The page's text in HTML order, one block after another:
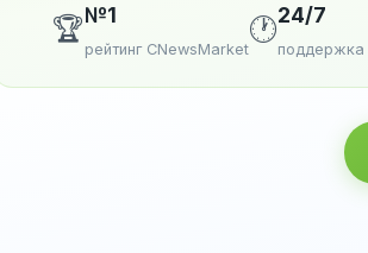
🏆№1
рейтинг CNewsMarket
🕐24/7
поддержка